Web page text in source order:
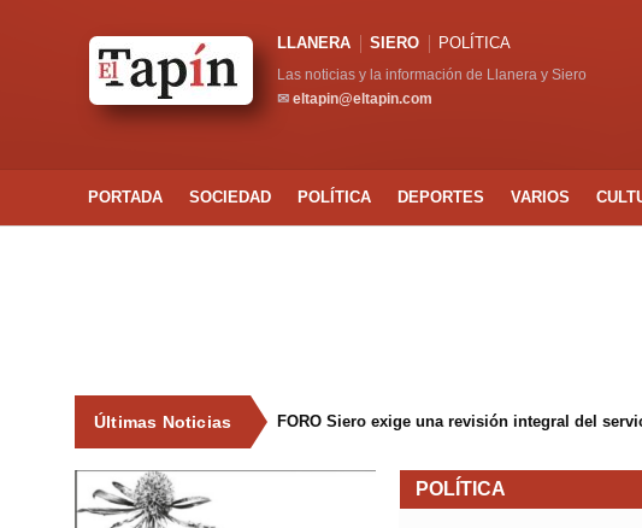
LLANERA SIERO POLÍTICA
Las noticias y la información de Llanera y Siero
✉ eltapin@eltapin.com
PORTADA SOCIEDAD POLÍTICA DEPORTES VARIOS
Últimas Noticias FORO Siero exige una revisión integral del
POLÍTICA